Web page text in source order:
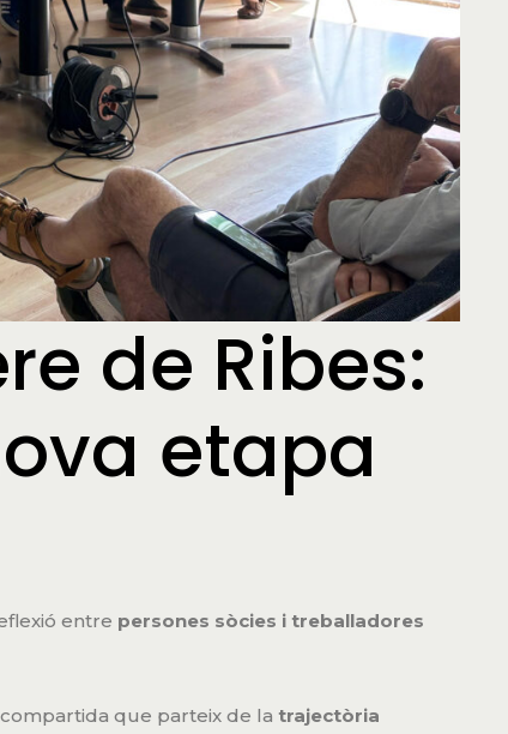
de Ribes:
etapa
entre persones sòcies i treballadores
compartida que parteix de la trajectòria